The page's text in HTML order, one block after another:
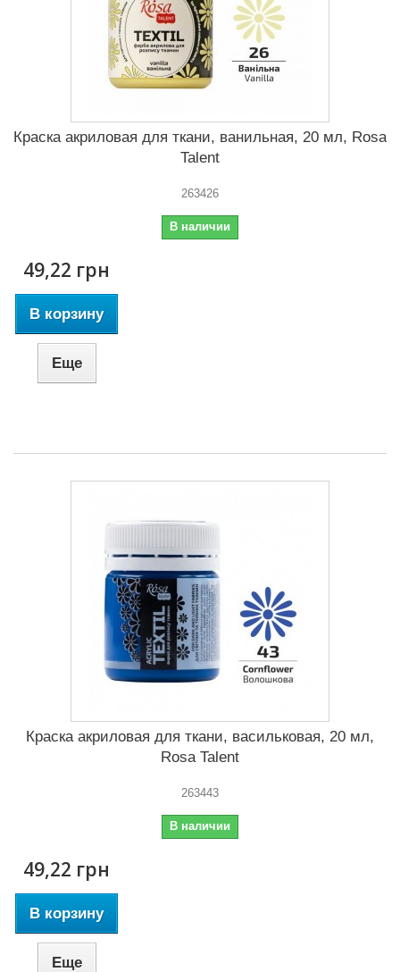
Краска акриловая для ткани, ванильная, 20 мл, Rosa
Talent
263426
В наличии
49,22 грн
В корзину
Еще
Краска акриловая для ткани, васильковая, 20 мл,
Rosa Talent
263443
В наличии
49,22 грн
В корзину
Еще